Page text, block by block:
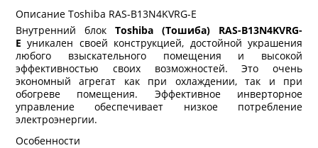
Описание Toshiba RAS-B13N4KVRG-E
Внутренний блок Toshiba (Тошиба) RAS-B13N4KVRG-
E уникален своей конструкцией, достойной украшения
любого взыскательного помещения и высокой
эффективностью своих возможностей. Это очень
экономный агрегат как при охлаждении, так и при
обогреве помещения. Эффективное инверторное
управление обеспечивает низкое потребление
электроэнергии.
Особенности